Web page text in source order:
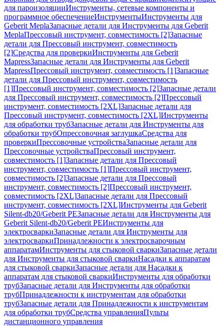
для пароизоляцииИнструменты, сетевые компоненты и
программное обеспечениеИнструментыИнструменты для
Geberit MeplaЗапасные детали для Инструменты для Geberit
MeplaПрессовый инструмент, совместимость [2]Запасные
детали для Прессовый инструмент, совместимость
[2]Средства для проверкиИнструменты для Geberit
MapressЗапасные детали для Инструменты для Geberit
MapressПрессовый инструмент, совместимость [1]Запасные
детали для Прессовый инструмент, совместимость
[1]Прессовый инструмент, совместимость [2]Запасные детали
для Прессовый инструмент, совместимость [2]Прессовый
инструмент, совместимость [2XL]Запасные детали для
Прессовый инструмент, совместимость [2XL]Инструменты
для обработки трубЗапасные детали для Инструменты для
обработки трубОпрессовочная заглушкаСредства для
проверкиПрессовочные устройстваЗапасные детали для
Прессовочные устройстваПрессовый инструмент,
совместимость [1]Запасные детали для Прессовый
инструмент, совместимость [1]Прессовый инструмент,
совместимость [2]Запасные детали для Прессовый
инструмент, совместимость [2]Прессовый инструмент,
совместимость [2XL]Запасные детали для Прессовый
инструмент, совместимость [2XL]Инструменты для Geberit
Silent-db20/Geberit PEЗапасные детали для Инструменты для
Geberit Silent-db20/Geberit PEИнструменты для
электросваркиЗапасные детали для Инструменты для
электросваркиПринадлежности к электросварочным
аппаратамИнструменты для стыковой сваркиЗапасные детали
для Инструменты для стыковой сваркиНасадки к аппаратам
для стыковой сваркиЗапасные детали для Насадки к
аппаратам для стыковой сваркиИнструменты для обработки
трубЗапасные детали для Инструменты для обработки
трубПринадлежности к инструментам для обработки
трубЗапасные детали для Принадлежности к инструментам
для обработки трубСредства управленияПульты
дистанционного управления